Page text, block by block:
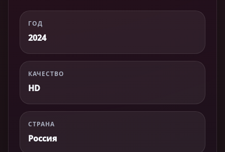
ГОД
2024
КАЧЕСТВО
HD
СТРАНА
Россия